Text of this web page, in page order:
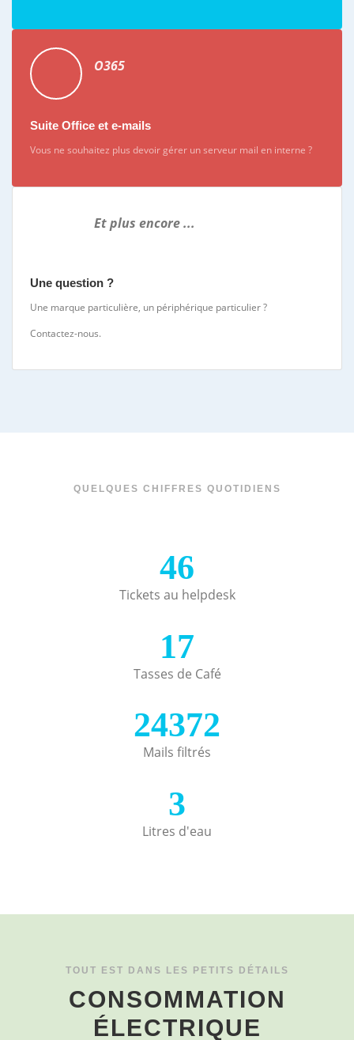
O365
Suite Office et e-mails
Vous ne souhaitez plus devoir gérer un serveur mail en interne ?
Et plus encore ...
Une question ?
Une marque particulière, un périphérique particulier ?
Contactez-nous.
QUELQUES CHIFFRES QUOTIDIENS
46
Tickets au helpdesk
17
Tasses de Café
24372
Mails filtrés
3
Litres d'eau
TOUT EST DANS LES PETITS DÉTAILS
CONSOMMATION
ÉLECTRIQUE